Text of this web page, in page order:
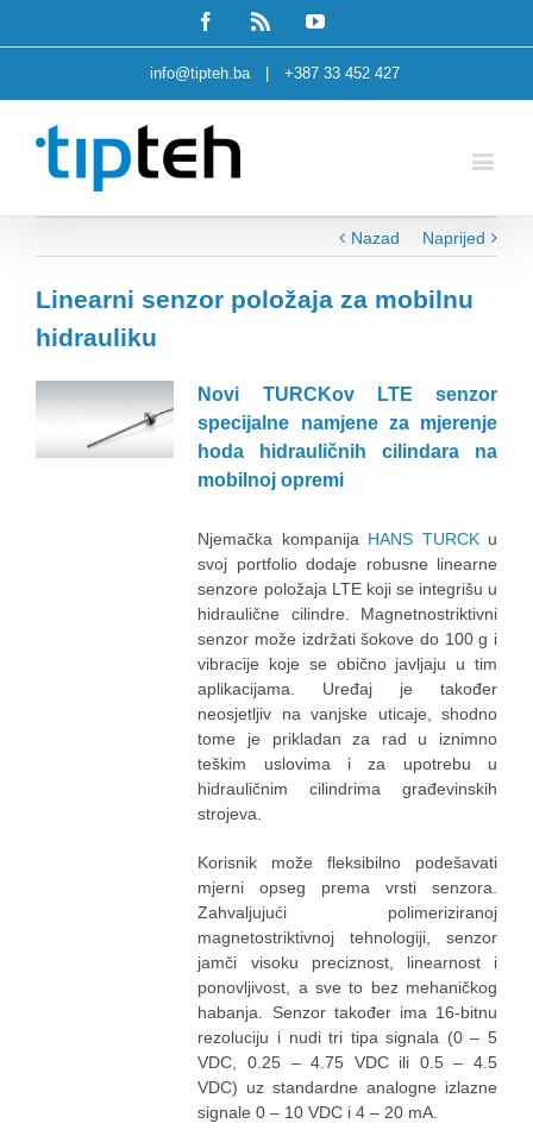
Facebook Youtube
info@tipteh.ba +387 33 452 427
Nazad Naprijed
Linearni senzor položaja za mobilnu
hidrauliku
Novi TURCKov LTE senzor
specijalne namjene za mjerenje
hoda hidrauličnih cilindara na
mobilnoj opremi
Njemačka kompanija HANS TURCKu
svoj portfolio dodaje robusne linearne
senzore položaja LTE koji se integrišu u
hidraulične cilindre. Magnetnostriktivni
senzor može izdržati šokove do 100 g i
vibracije koje se obično javljaju u tim
aplikacijama. Uređaj je također
neosjetljiv na vanjske uticaje, shodno
tome je prikladan za rad u iznimno
teškim uslovima i za upotrebu u
hidrauličnim cilindrima građevinskih
strojeva.
Korisnik može fleksibilno podešavati
mjerni opseg prema vrsti senzora.
Zahvaljujući polimeriziranoj
magnetostriktivnoj tehnologiji, senzor
jamči visoku preciznost, linearnost i
ponovljivost, a sve to bez mehaničkog
habanja. Senzor također ima 16-bitnu
rezoluciju i nudi tri tipa signala (0 – 5
VDC, 0.25 – 4.75 VDC ili 0.5 – 4.5
VDC) uz standardne analogne izlazne
signale 0 – 10 VDC i 4 – 20 mA.